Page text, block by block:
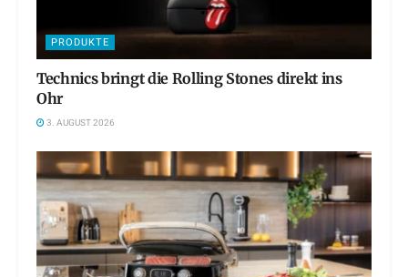
PRODUKTE
Technics bringt die Rolling Stones direkt ins
Ohr
3. AUGUST 2026